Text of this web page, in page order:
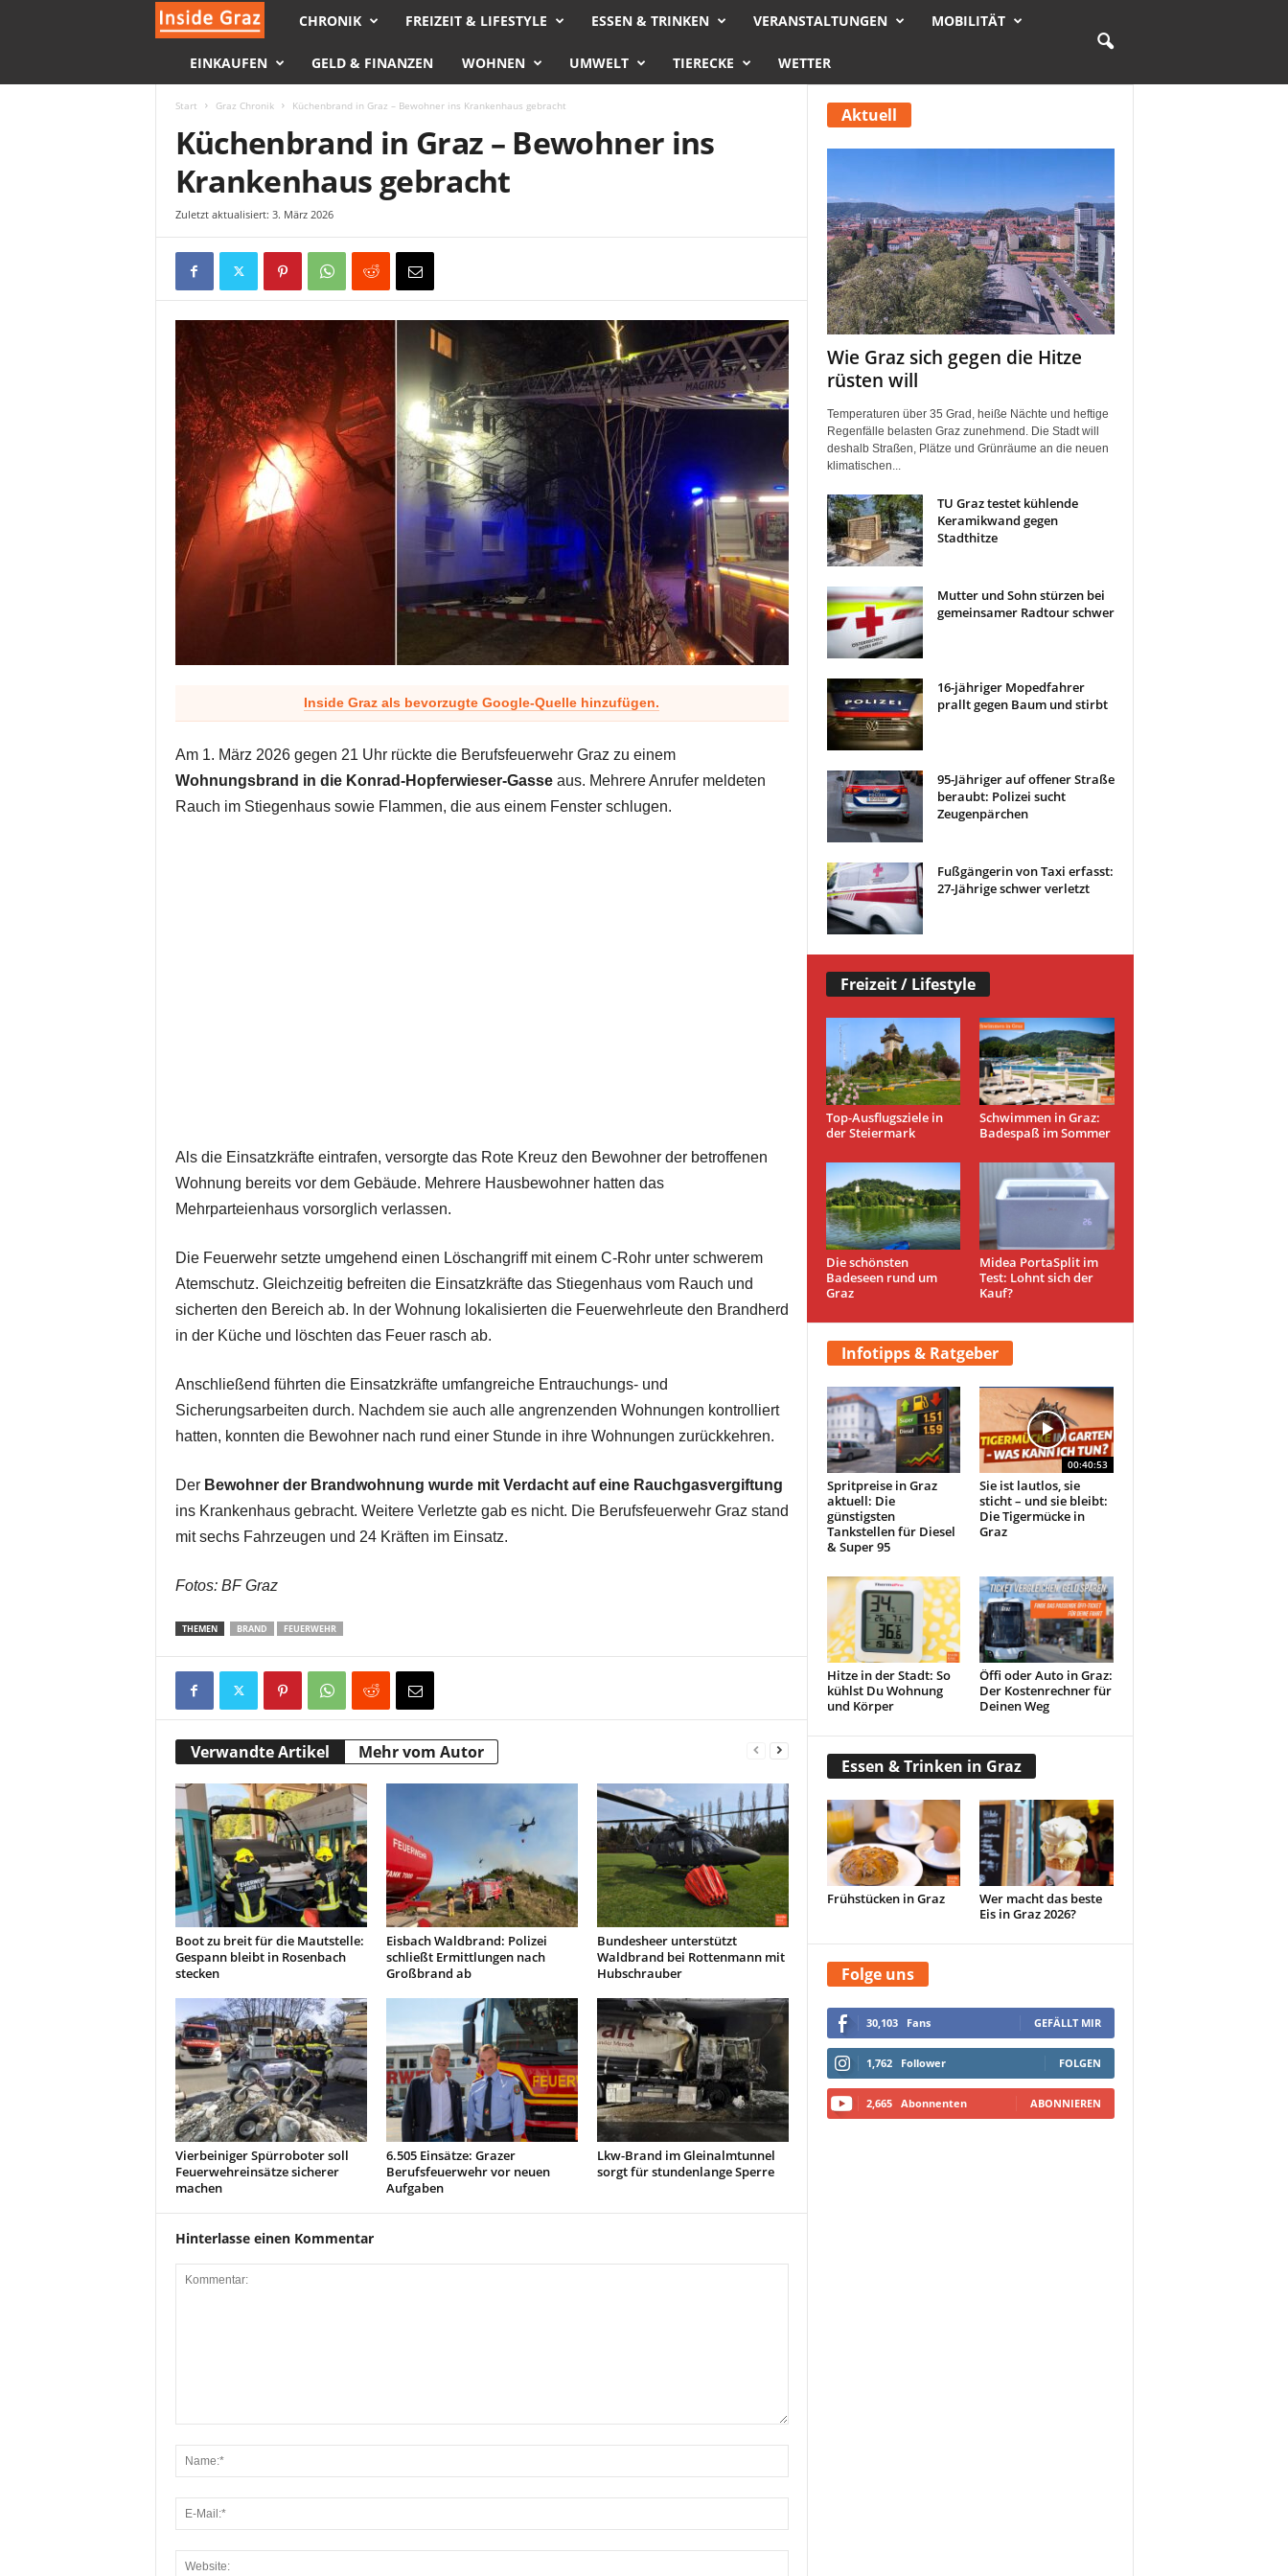
s
d
G
z
CHRONIK FREIZEIT & LIFESTYLE ESSEN & TRINKEN VERANSTALTUNGEN MOBILITÄT
EINKAUFEN GELD & FINANZEN WOHNEN UMWELT TIERECKE WETTER
Start Graz Chronik Küchenbrand in Graz – Bewohner ins Krankenhaus gebracht
Küchenbrand in Graz – Bewohner ins
Krankenhaus gebracht
Zuletzt aktualisiert: 3. März 2026
Inside Graz als bevorzugte Google-Quelle hinzufügen.
Am 1. März 2026 gegen 21 Uhr rückte die Berufsfeuerwehr Graz zu einem
Wohnungsbrand in die Konrad-Hopferwieser-Gasseaus. Mehrere Anrufer meldeten
Rauch im Stiegenhaus sowie Flammen, die aus einem Fenster schlugen.
Als die Einsatzkräfte eintrafen, versorgte das Rote Kreuz den Bewohner der betroffenen
Wohnung bereits vor dem Gebäude. Mehrere Hausbewohner hatten das
Mehrparteienhaus vorsorglich verlassen.
Die Feuerwehr setzte umgehend einen Löschangriff mit einem C-Rohr unter schwerem
Atemschutz. Gleichzeitig befreiten die Einsatzkräfte das Stiegenhaus vom Rauch und
sicherten den Bereich ab. In der Wohnung lokalisierten die Feuerwehrleute den Brandherd
in der Küche und löschten das Feuer rasch ab.
Anschließend führten die Einsatzkräfte umfangreiche Entrauchungs- und
Sicherungsarbeiten durch. Nachdem sie auch alle angrenzenden Wohnungen kontrolliert
hatten, konnten die Bewohner nach rund einer Stunde in ihre Wohnungen zurückkehren.
Der Bewohner der Brandwohnung wurde mit Verdacht auf eine Rauchgasvergiftung
ins Krankenhaus gebracht. Weitere Verletzte gab es nicht. Die Berufsfeuerwehr Graz stand
mit sechs Fahrzeugen und 24 Kräften im Einsatz.
Fotos: BF Graz
THEMEN BRAND FEUERWEHR
Verwandte Artikel Mehr vom Autor
Boot zu breit für die Mautstelle:
Gespann bleibt in Rosenbach
stecken
Eisbach Waldbrand: Polizei
schließt Ermittlungen nach
Großbrand ab
Bundesheer unterstützt
Waldbrand bei Rottenmann mit
Hubschrauber
Vierbeiniger Spürroboter soll
Feuerwehreinsätze sicherer
machen
6.505 Einsätze: Grazer
Berufsfeuerwehr vor neuen
Aufgaben
Lkw-Brand im Gleinalmtunnel
sorgt für stundenlange Sperre
Hinterlasse einen Kommentar
Aktuell
Wie Graz sich gegen die Hitze
rüsten will
Temperaturen über 35 Grad, heiße Nächte und heftige
Regenfälle belasten Graz zunehmend. Die Stadt will
deshalb Straßen, Plätze und Grünräume an die neuen
klimatischen...
TU Graz testet kühlende
Keramikwand gegen
Stadthitze
Mutter und Sohn stürzen bei
gemeinsamer Radtour schwer
16-jähriger Mopedfahrer
prallt gegen Baum und stirbt
95-Jähriger auf offener Straße
beraubt: Polizei sucht
Zeugenpärchen
Fußgängerin von Taxi erfasst:
27-Jährige schwer verletzt
Freizeit / Lifestyle
Top-Ausflugsziele in
der Steiermark
Schwimmen in Graz:
Badespaß im Sommer
Die schönsten
Badeseen rund um
Graz
Midea PortaSplit im
Test: Lohnt sich der
Kauf?
Infotipps & Ratgeber
Spritpreise in Graz
aktuell: Die
günstigsten
Tankstellen für Diesel
& Super 95
00:40:53
Sie ist lautlos, sie
sticht – und sie bleibt:
Die Tigermücke in
Graz
Hitze in der Stadt: So
kühlst Du Wohnung
und Körper
Öffi oder Auto in Graz:
Der Kostenrechner für
Deinen Weg
Essen & Trinken in Graz
Frühstücken in Graz
Wer macht das beste
Eis in Graz 2026?
Folge uns
30,103 Fans GEFÄLLT MIR
1,762 Follower FOLGEN
2,665 Abonnenten ABONNIEREN